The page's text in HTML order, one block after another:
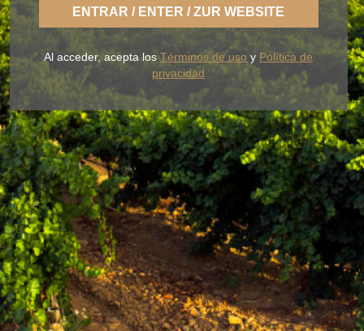
Con BLUME disfrutas la fresca naturaleza de un
Rueda ligero,
desenfadado y siempre fiel a una
tierra fértil de sabor.
NUESTROS VINOS LA BODEGA
BLUME & GASTRO
BLUME & YOU
+34 926 32 24 00
contacto@pagosdelrey.com
Ⓒ PAGOS DEL REY-Política de privacidad -Política de cookies- Tienda
online
ENTRAR / ENTER / ZUR WEBSITE
Al acceder, acepta losTérminos de uso y Política de
privacidad